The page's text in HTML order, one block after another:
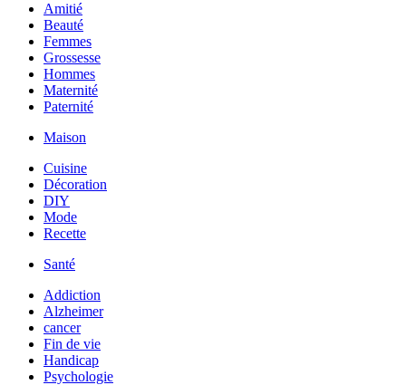
Amitié
Beauté
Femmes
Grossesse
Hommes
Maternité
Paternité
Maison
Cuisine
Décoration
DIY
Mode
Recette
Santé
Addiction
Alzheimer
cancer
Fin de vie
Handicap
Psychologie